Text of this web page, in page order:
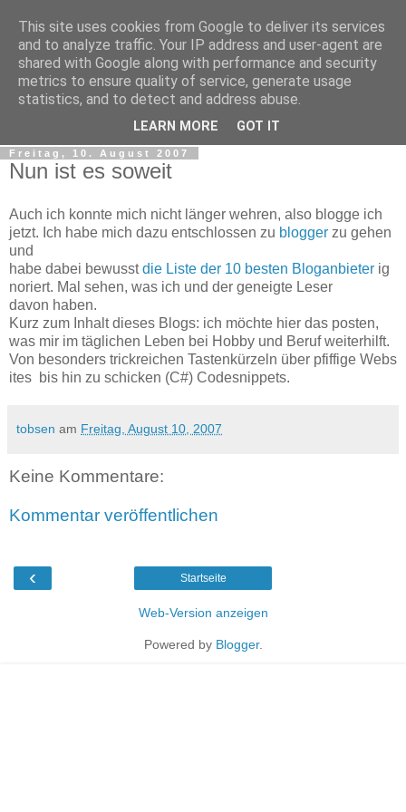
tobsen.de
Dinge die das Leben erleichtern, Wissenswertes, C# und
Freitag, 10. August 2007
Nun ist es soweit
Auch ich konnte mich nicht länger wehren, also blogge ich
jetzt. Ich habe mich dazu entschlossen zu blogger zu gehen
und
habe dabei bewusst die Liste der 10 besten Bloganbieter ig
noriert. Mal sehen, was ich und der geneigte Leser
davon haben.
Kurz zum Inhalt dieses Blogs: ich möchte hier das posten,
was mir im täglichen Leben bei Hobby und Beruf weiterhilft.
Von besonders trickreichen Tastenkürzeln über pfiffige Webs
ites bis hin zu schicken (C#) Codesnippets.
tobsen am Freitag, August 10, 2007
Keine Kommentare:
Kommentar veröffentlichen
‹ Startseite
Web-Version anzeigen
Powered by Blogger.
This site uses cookies from Google to deliver its services
and to analyze traffic. Your IP address and user-agent are
shared with Google along with performance and security
metrics to ensure quality of service, generate usage
statistics, and to detect and address abuse.
LEARN MORE GOT IT